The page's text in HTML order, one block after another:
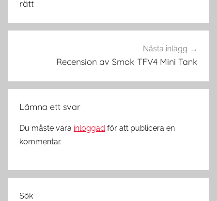
M
o
r
i
rätt
Nästa inlägg
Recension av Smok TFV4 Mini Tank
Lämna ett svar
Du måste vara inloggad för att publicera en
kommentar.
Sök